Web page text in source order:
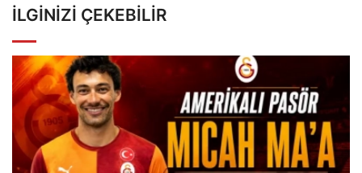
İLGINIZI ÇEKEBILIR